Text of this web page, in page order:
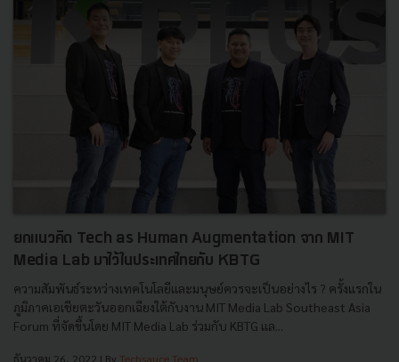
ยกแนวคิด Tech as Human Augmentation จาก MIT
Media Lab มาไว้ในประเทศไทยกับ KBTG
ความสัมพันธ์ระหว่างเทคโนโลยีและมนุษย์ควรจะเป็นอย่างไร ? ครั้งแรกใน
ภูมิภาคเอเชียตะวันออกเฉียงใต้กับงาน MIT Media Lab Southeast Asia
Forum ที่จัดขึ้นโดย MIT Media Lab ร่วมกับ KBTG แล...
ธันวาคม 26, 2022 | By Techsauce Team